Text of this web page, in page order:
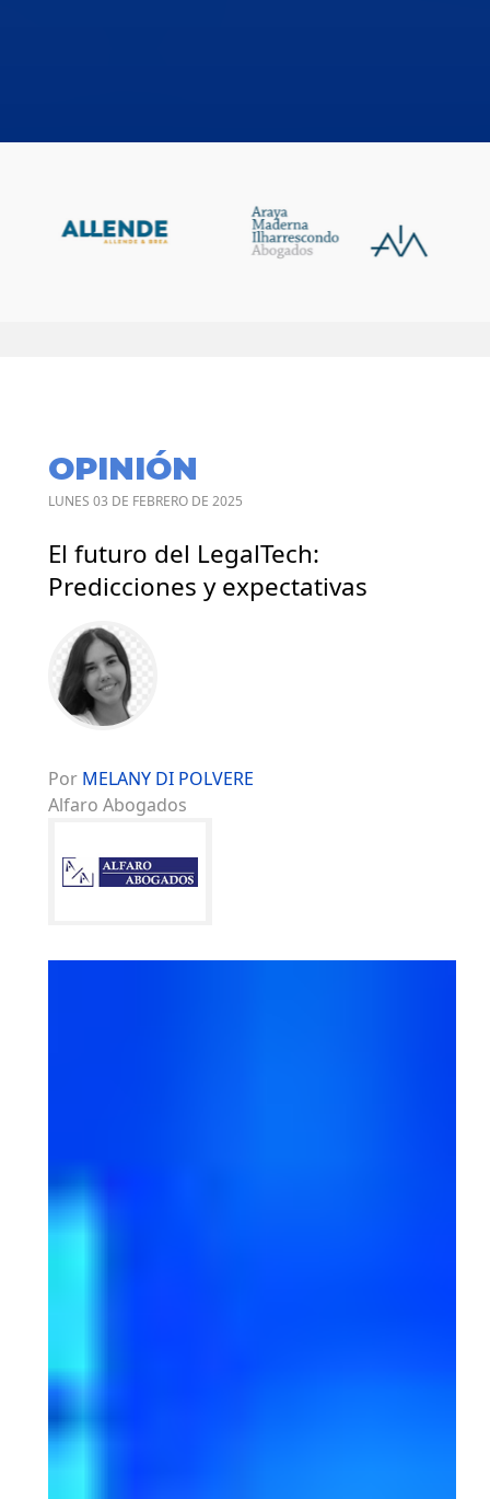
OPINIÓN
LUNES 03 DE FEBRERO DE 2025
El futuro del LegalTech:
Predicciones y expectativas
Por MELANY DI POLVERE
Alfaro Abogados